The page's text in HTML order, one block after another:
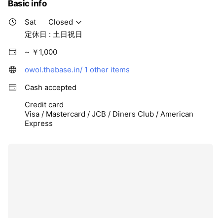
Basic info
Sat
Closed
定休日 : 土日祝日
~ ￥1,000
owol.thebase.in/ 1 other items
Cash accepted
Credit card
Visa / Mastercard / JCB / Diners Club / American
Express